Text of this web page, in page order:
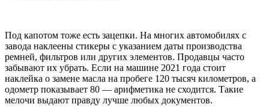
Под капотом тоже есть зацепки. На многих автомобилях с
завода наклеены стикеры с указанием даты производства
ремней, фильтров или других элементов. Продавцы часто
забывают их убрать. Если на машине 2021 года стоит
наклейка о замене масла на пробеге 120 тысяч километров, а
одометр показывает 80 — арифметика не сходится. Такие
мелочи выдают правду лучше любых документов.